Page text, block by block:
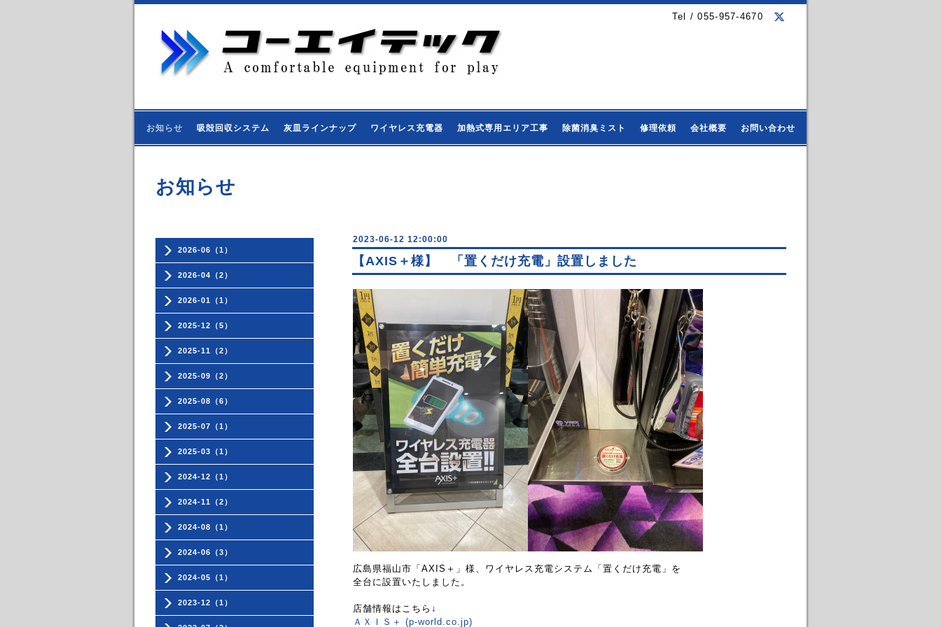
Tel / 055-957-4670
お知らせ 吸殻回収システム 灰皿ラインナップ ワイヤレス充電器 加熱式専用エリア工事 除菌消臭ミスト 修理依頼 会社概要 お問い合わせ
2026-06（1）
2026-04（2）
2026-01（1）
2025-12（5）
2025-11（2）
2025-09（2）
2025-08（6）
2025-07（1）
2025-03（1）
2024-12（1）
2024-11（2）
2024-08（1）
2024-06（3）
2024-05（1）
2023-12（1）
お知らせ
2023-06-12 12:00:00
【AXIS＋様】 「置くだけ充電」設置しました
広島県福山市「AXIS＋」様、ワイヤレス充電システム「置くだけ充電」を
全台に設置いたしました。
店舗情報はこちら↓
ＡＸＩＳ＋ (p-world.co.jp)